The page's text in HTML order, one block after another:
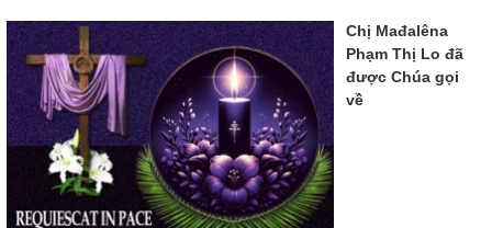
Chị Mađalêna
Phạm Thị Lo đã
được Chúa gọi
về